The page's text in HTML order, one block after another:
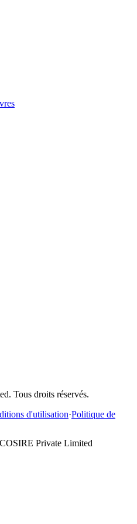
Tous droits réservés.
d'utilisation·Politique de
Private Limited